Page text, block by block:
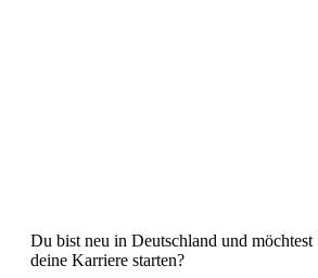
Du bist neu in Deutschland und
deine Karriere starten?